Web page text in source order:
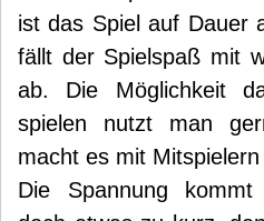
ist das Spiel auf Dauer
fällt der Spielspaß mit
ab. Die Möglichkeit
spielen nutzt man
macht es mit
Die Spannung